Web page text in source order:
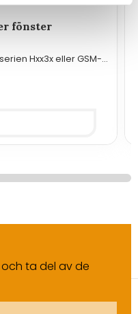
fönster
Hxx3x eller GSM-
ta del av de